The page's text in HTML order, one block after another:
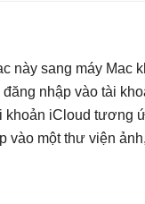
này sang máy Mac
nhập vào tài
khoản iCloud tương
vào một thư viện